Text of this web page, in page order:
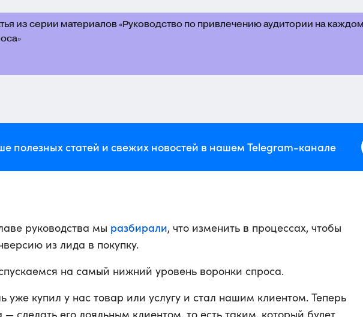
из серии материалов «Руководство по привлечению аудитории на
полезных статей и свежих новостей в нашем Telegram-канале
руководства мы разбирали, что изменить в процессах, чтобы
из лида в покупку.
на самый нижний уровень воронки спроса.
уже купил у нас товар или услугу и стал нашим клиентом. Теперь
сделать его лояльным клиентом, то есть таким, который будет